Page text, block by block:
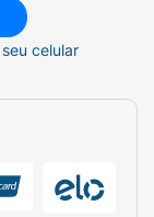
celular